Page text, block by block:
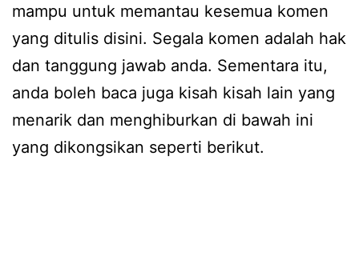
mampu untuk memantau kesemua komen
yang ditulis disini. Segala komen adalah hak
dan tanggung jawab anda. Sementara itu,
anda boleh baca juga kisah kisah lain yang
menarik dan menghiburkan di bawah ini
yang dikongsikan seperti berikut.